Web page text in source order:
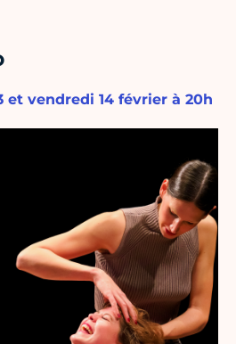
et vendredi 14 février à 20h